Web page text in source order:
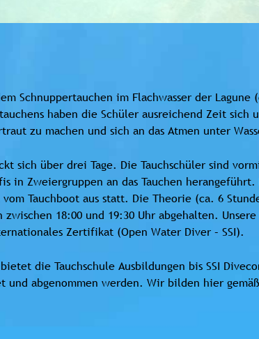
Schnuppertauchen im Flachwasser der Lagune
haben die Schüler ausreichend Zeit sich
zu machen und sich an das Atmen unter
sich über drei Tage. Die Tauchschüler sind
in Zweiergruppen an das Tauchen
Tauchboot aus statt. Die Theorie (ca. 6
18:00 und 19:30 Uhr abgehalten.
Zertifikat (Open Water Diver – SSI).
die Tauchschule Ausbildungen bis SSI
und abgenommen werden. Wir bilden hier